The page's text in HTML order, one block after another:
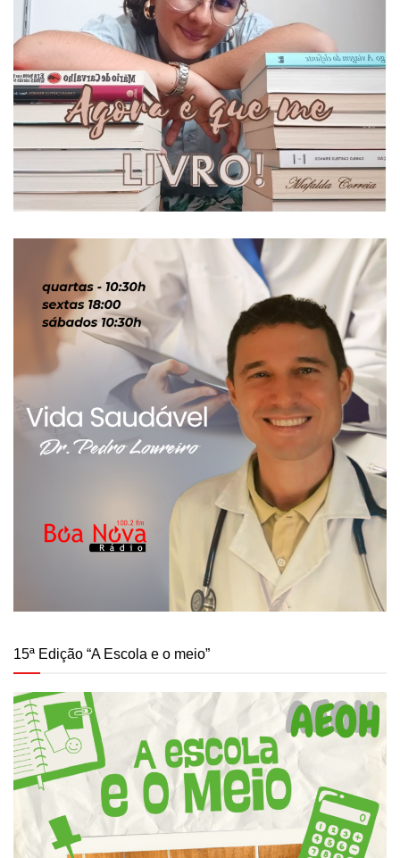
15ª Edição “A Escola e o meio”